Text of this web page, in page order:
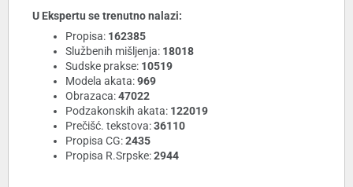
U Ekspertu se trenutno nalazi:
Propisa: 162385
Službenih mišljenja: 18018
Sudske prakse: 10519
Modela akata:969
Obrazaca:47022
Podzakonskih akata: 122019
Prečišć. tekstova:36110
Propisa CG:2435
Propisa R.Srpske:2944